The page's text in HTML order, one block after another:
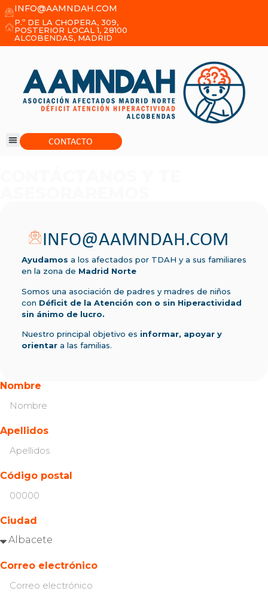
INFO@AAMNDAH.COM
P.º DE LA CHOPERA, 309,
POSTERIOR LOCAL 1, 28100
ALCOBENDAS, MADRID
CONTACTO
INFO@AAMNDAH.COM
Ayudamos a los afectados por TDAH y a sus familiares
en la zona de Madrid Norte
Somos una asociación de padres y madres de niños
con Déficit de la Atención con o sin Hiperactividad
sin ánimo de lucro.
Nuestro principal objetivo es informar, apoyar y
orientar a las familias.
Nombre
Apellidos
Código postal
Ciudad
Correo electrónico